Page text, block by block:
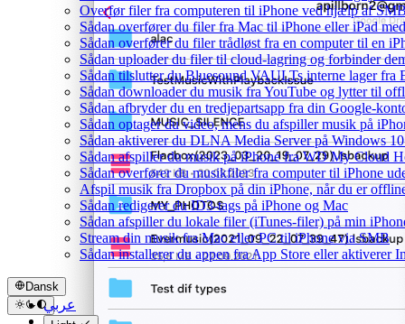
Overfør filer fra computeren til iPhone ved hjælp af
Sådan overfører du filer fra Mac til iPhone eller iPad
Sådan overfører du filer trådløst fra en computer til en
Sådan uploader du filer til cloud-lagring og forbinder
Sådan tilslutter du Bluesound VAULTs interne lager fra
Sådan downloader du musik fra YouTube og lytter til
Sådan afbryder du en tredjepartsapp fra din Google-
Sådan optager du video, mens du afspiller musik på
Sådan aktiverer du DLNA Media Server på Windows
Sådan afspiller du musik på iPhone fra WD My Cloud
Sådan overfører du musikfiler fra computer til iPhone
Afspil musik fra Dropbox på din iPhone, når du er
Sådan redigerer du ID3-tags på iPhone og Mac
Sådan afspiller du lokale filer (iTunes-filer) på min
Stream din musik fra Mac eller PC til iPhone via SMB
Sådan installerer du appen fra App Store eller
Dansk
عربي
Català